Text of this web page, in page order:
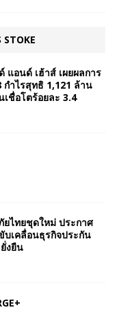
STOKE
แอนด์ เฮ้าส์ เผยผลการ
กำไรสุทธิ 1,121 ล้าน
ชื่อโตร้อยละ 3.4
ไทยชุดใหม่ ประกาศ
บเคลื่อนธุรกิจประกัน
งยืน